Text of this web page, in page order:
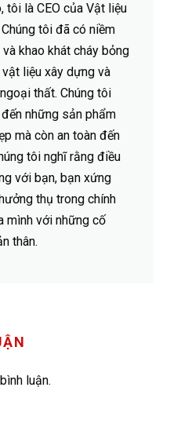
tôi là CEO của Vật liệu
tôi đã có niềm
khao khát cháy bỏng
liệu xây dựng và
thất. Chúng tôi
những sản phẩm
mà còn an toàn đến
tôi nghĩ rằng điều
với bạn, bạn xứng
thụ trong chính
mình với những cố
thân.
luận.